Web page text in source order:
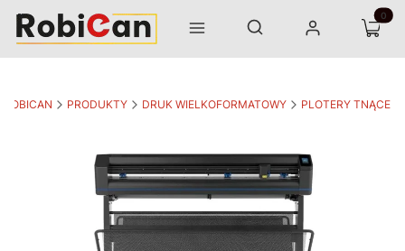
Menu Otwórz wyszukiwarkę
Szukaj Zaloguj się Koszyk
ROBICAN PRODUKTY DRUK WIELKOFORMATOWY PLOTERY TNĄCE